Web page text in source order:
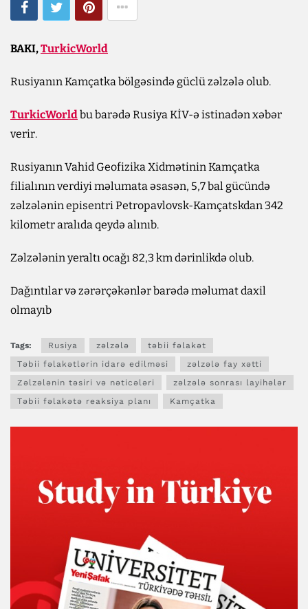
BAKI,TurkicWorld
Rusiyanın Kamçatka bölgəsində güclü zəlzələ olub.
TurkicWorldbu barədə Rusiya KİV-ə istinadən xəbər
verir.
Rusiyanın Vahid Geofizika Xidmətinin Kamçatka
filialının verdiyi məlumata əsasən, 5,7 bal gücündə
zəlzələnin episentri Petropavlovsk-Kamçatskdan 342
kilometr aralıda qeydə alınıb.
Zəlzələnin yeraltı ocağı 82,3 km dərinlikdə olub.
Dağıntılar və zərərçəkənlər barədə məlumat daxil
olmayıb
Tags: Rusiya zəlzələ
təbii fəlakət
Təbii fəlakətlərin idarə edilməsi
zəlzələ fay xətti
Zəlzələnin təsiri və nəticələri
zəlzələ sonrası layihələr
Təbii fəlakətə reaksiya planı
Kamçatka